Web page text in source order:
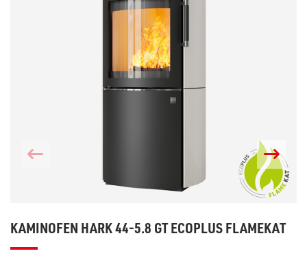
KAMINOFEN HARK 44-5.8 GT ECOPLUS FLAMEKAT